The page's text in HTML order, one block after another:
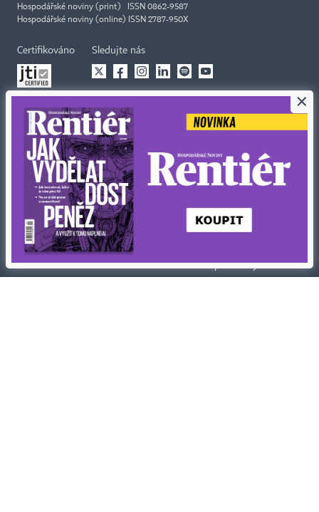
Hospodářské noviny (print) ISSN 0862-9587
Hospodářské noviny (online) ISSN 2787-950X
Certifikováno Sledujte nás
Stáhněte si aplikaci HN
Kontakty
Tiráž redakce HN
Economia
Kariéra v HN
Ochrana osobních údajů
Prohlášení o cookies
Nastavení soukromí
Všeobecné smluvní podmínky
×